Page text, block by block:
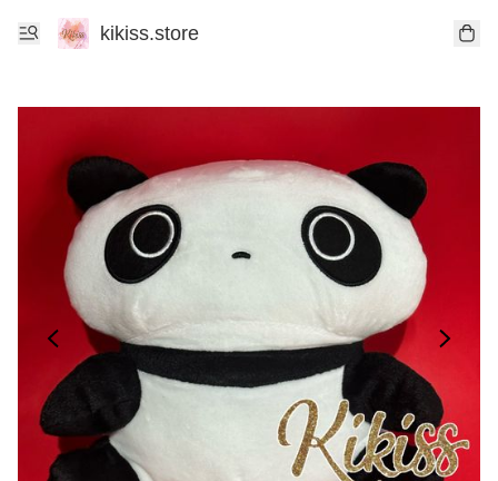
kikiss.store